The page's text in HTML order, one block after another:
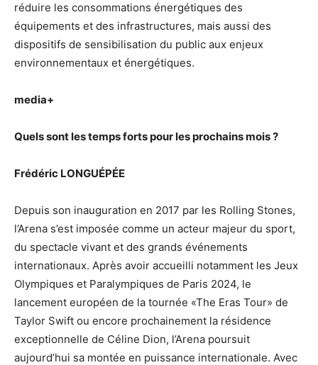
réduire les consommations énergétiques des
équipements et des infrastructures, mais aussi des
dispositifs de sensibilisation du public aux enjeux
environnementaux et énergétiques.
media+
Quels sont les temps forts pour les prochains mois ?
Frédéric LONGUÉPÉE
Depuis son inauguration en 2017 par les Rolling Stones,
l’Arena s’est imposée comme un acteur majeur du sport,
du spectacle vivant et des grands événements
internationaux. Après avoir accueilli notamment les Jeux
Olympiques et Paralympiques de Paris 2024, le
lancement européen de la tournée «The Eras Tour» de
Taylor Swift ou encore prochainement la résidence
exceptionnelle de Céline Dion, l’Arena poursuit
aujourd’hui sa montée en puissance internationale. Avec